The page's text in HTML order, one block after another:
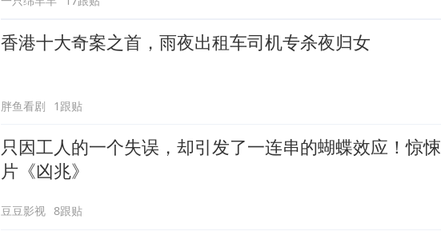
香港十大奇案之首，雨夜出租车司机专杀夜归女
胖鱼看剧 1跟贴
只因工人的一个失误，却引发了一连串的蝴蝶效应！惊悚
片《凶兆》
豆豆影视 8跟贴